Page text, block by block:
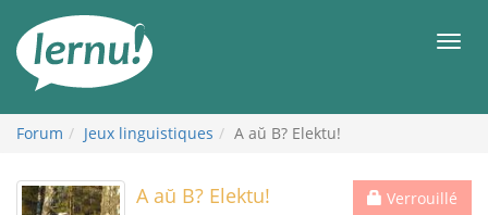
contenu
Forum Jeux linguistiques A aŭ B? Elektu!
Verrouillé
A aŭ B? Elektu!